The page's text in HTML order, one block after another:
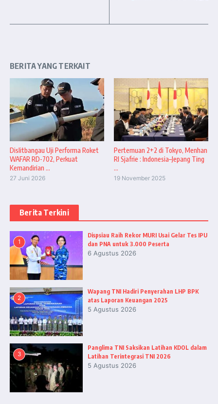
BERITA YANG TERKAIT
Dislitbangau Uji Performa Roket
WAFAR RD-702, Perkuat
Kemandirian ...
27 Juni 2026
Pertemuan 2+2 di Tokyo, Menhan
RI Sjafrie : Indonesia–Jepang Ting
...
19 November 2025
Berita Terkini
1
Dispsiau Raih Rekor MURI Usai Gelar Tes IPU
dan PNA untuk 3.000 Peserta
6 Agustus 2026
2
Wapang TNI Hadiri Penyerahan LHP BPK
atas Laporan Keuangan 2025
5 Agustus 2026
3
Panglima TNI Saksikan Latihan KDOL dalam
Latihan Terintegrasi TNI 2026
5 Agustus 2026